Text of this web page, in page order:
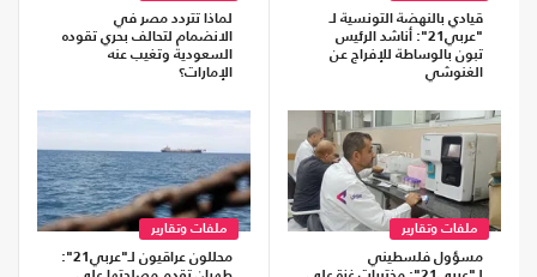
قيادي بالنهضة التونسية لـ
"عربي21": أناشد الرئيس
تبون بالوساطة للإفراج عن
الغنوشي
لماذا تتردد مصر في
الانضمام لتحالف بحري تقوده
السعودية وتغيب عنه
الإمارات؟
ملفات وتقارير
مسؤول فلسطيني
ملفات وتقارير
محللون عراقيون لـ"عربي21":